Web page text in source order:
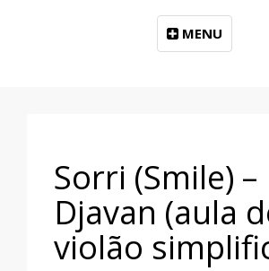
MENU
Sorri (Smile) –
Djavan (aula
violão